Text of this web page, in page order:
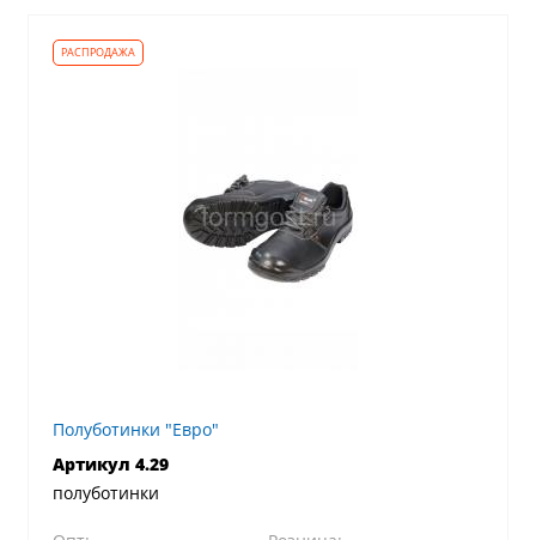
Полуботинки "Евро"
Артикул 4.29
полуботинки